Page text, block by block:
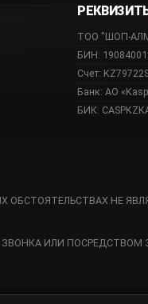
ТОО "ШОП-
БИН:
Счет:
Банк: АО
БИК:
ОБСТОЯТЕЛЬСТВАХ НЕ
ИЛИ ПОСРЕДСТВОМ